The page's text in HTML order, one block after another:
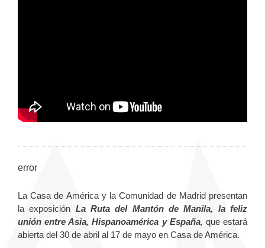
error
La Casa de América y la Comunidad de Madrid presentan
la exposición La Ruta del Mantón de Manila, la feliz
unión entre Asia, Hispanoamérica y España, que estará
abierta del 30 de abril al 17 de mayo en Casa de América.